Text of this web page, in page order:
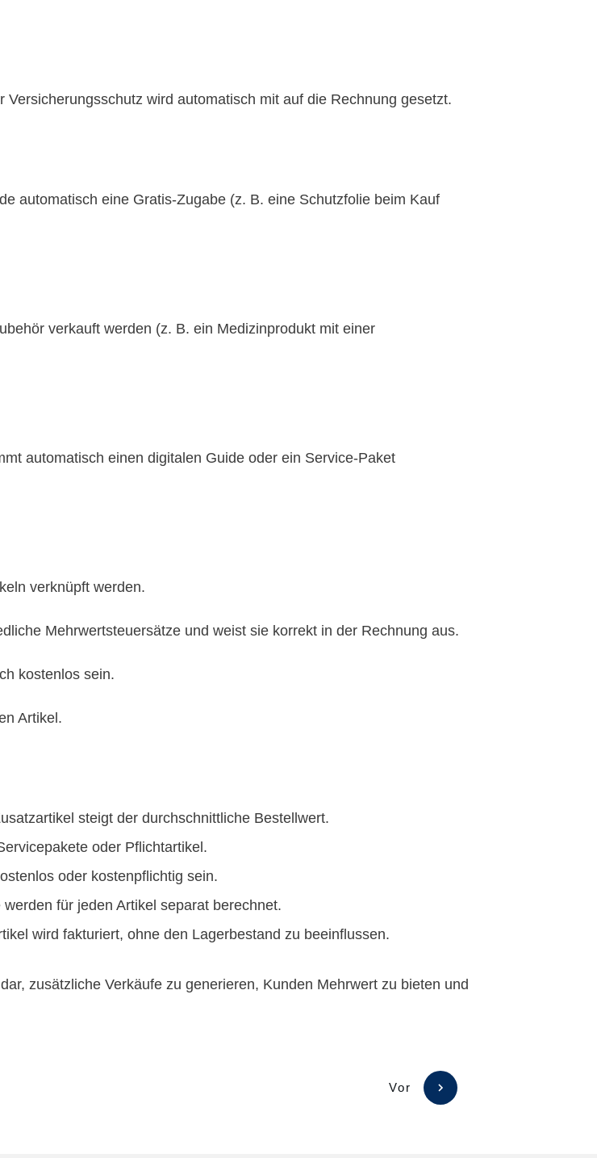
wird automatisch mit auf die Rechnung gesetzt.
automatisch eine Gratis-Zugabe (z. B. eine Schutzfolie beim Kauf
verkauft werden (z. B. ein Medizinprodukt mit einer
automatisch einen digitalen Guide oder ein Service-Paket
verknüpft werden.
Mehrwertsteuersätze und weist sie korrekt in der Rechnung aus.
kostenlos sein.
Artikel.
steigt der durchschnittliche Bestellwert.
oder Pflichtartikel.
oder kostenpflichtig sein.
für jeden Artikel separat berechnet.
wird fakturiert, ohne den Lagerbestand zu beeinflussen.
zusätzliche Verkäufe zu generieren, Kunden Mehrwert zu bieten und
Vor